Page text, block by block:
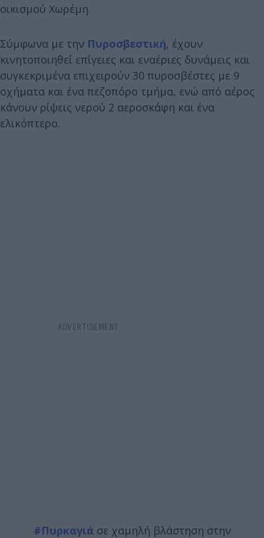
οικισμού Χωρέμη.
Σύμφωνα με την Πυροσβεστική, έχουν
κινητοποιηθεί επίγειες και εναέριες δυνάμεις και
συγκεκριμένα επιχειρούν 30 πυροσβέστες με 9
οχήματα και ένα πεζοπόρο τμήμα, ενώ από αέρος
κάνουν ρίψεις νερού 2 αεροσκάφη και ένα
ελικόπτερο.
#Πυρκαγιάσε χαμηλή βλάστηση στην